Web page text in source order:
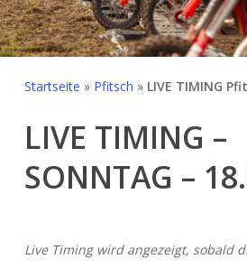
Startseite » Pfitsch » LIVE TIMING
LIVE TIMING –
SONNTAG –
Live Timing wird angezeigt, sobald